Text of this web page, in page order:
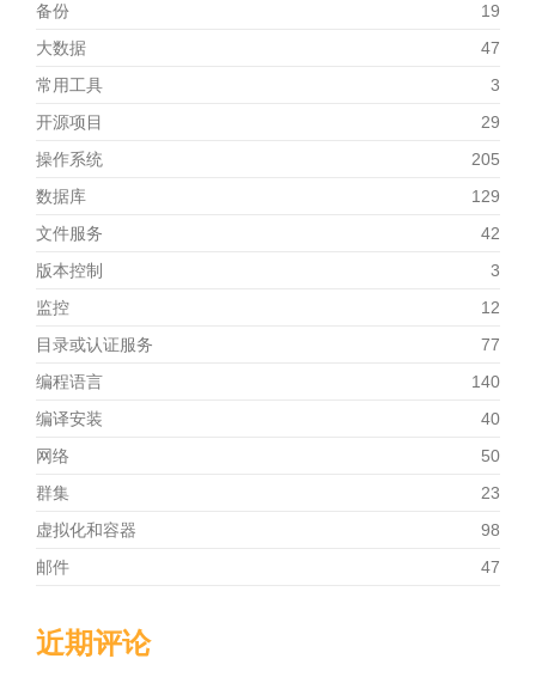
备份
19
大数据
47
常用工具
3
开源项目
29
操作系统
205
数据库
129
文件服务
42
版本控制
3
监控
12
目录或认证服务
77
编程语言
140
编译安装
40
网络
50
群集
23
虚拟化和容器
98
邮件
47
近期评论